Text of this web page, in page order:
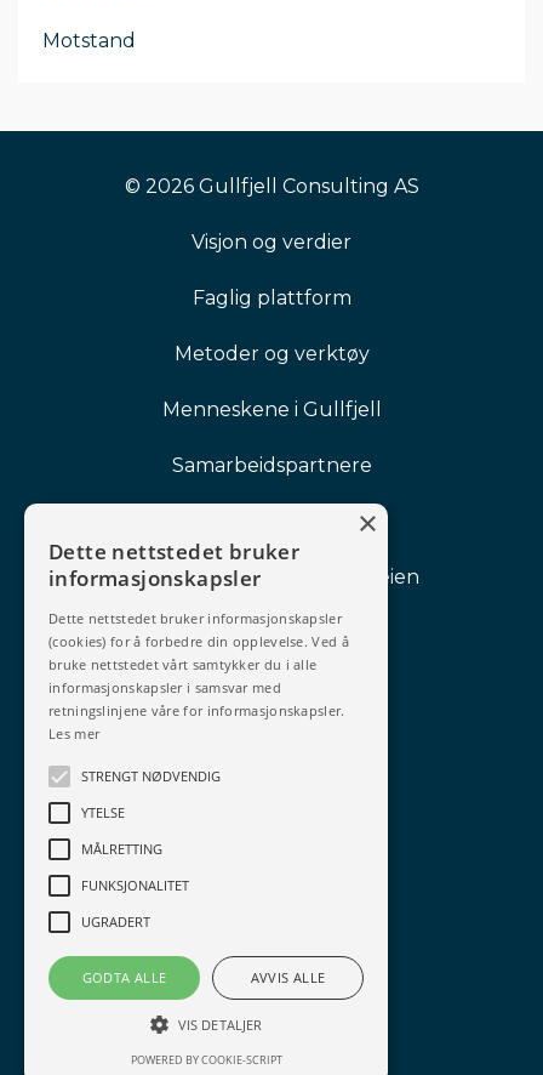
Motstand
© 2026 Gullfjell Consulting AS
Visjon og verdier
Faglig plattform
Metoder og verktøy
Menneskene i Gullfjell
Samarbeidspartnere
Lederprogrammet Vardeveien
Lederutvikling
Teamutvikling
Salgsbetingelser
×
Dette nettstedet bruker
informasjonskapsler
Dette nettstedet bruker informasjonskapsler
(cookies) for å forbedre din opplevelse. Ved å
bruke nettstedet vårt samtykker du i alle
informasjonskapsler i samsvar med
retningslinjene våre for informasjonskapsler.
Les mer
STRENGT NØDVENDIG
YTELSE
MÅLRETTING
FUNKSJONALITET
UGRADERT
GODTA ALLE AVVIS ALLE
VIS DETALJER
POWERED BY COOKIE-SCRIPT